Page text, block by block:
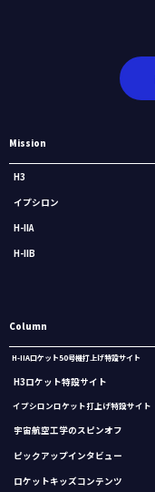
Mission
H3
イプシロン
H-IIA
H-IIB
Column
H-IIAロケット50号機打上げ特設サイト
H3ロケット特設サイト
イプシロンロケット打上げ特設サイト
宇宙航空工学のスピンオフ
ピックアップインタビュー
ロケットキッズコンテンツ